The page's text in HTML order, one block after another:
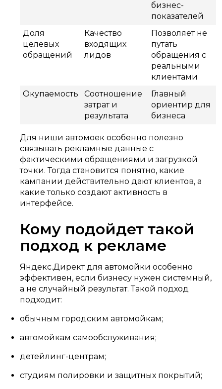
бизнес-
показателей
Доля
целевых
обращений
Качество
входящих
лидов
Позволяет не
путать
обращения с
реальными
клиентами
Окупаемость
Соотношение
затрат и
результата
Главный
ориентир для
бизнеса
Для ниши автомоек особенно полезно
связывать рекламные данные с
фактическими обращениями и загрузкой
точки. Тогда становится понятно, какие
кампании действительно дают клиентов, а
какие только создают активность в
интерфейсе.
Кому подойдет такой
подход к рекламе
Яндекс.Директ для автомойки особенно
эффективен, если бизнесу нужен системный,
а не случайный результат. Такой подход
подходит:
обычным городским автомойкам;
автомойкам самообслуживания;
детейлинг-центрам;
студиям полировки и защитных покрытий;